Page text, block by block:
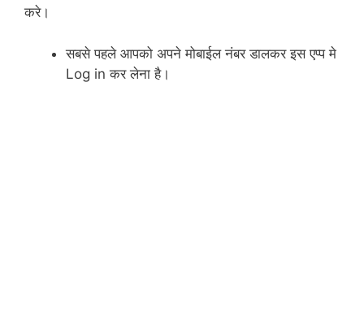
करे।
सबसे पहले आपको अपने मोबाईल नंबर डालकर इस एप्प मे
Log in कर लेना है।